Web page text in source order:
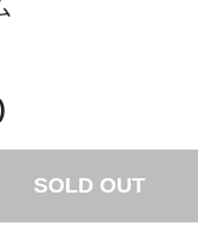
SOLD OUT